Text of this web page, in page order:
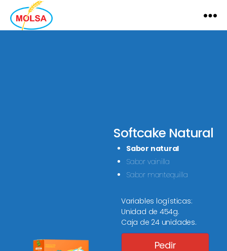
Softcake Natural
Sabor natural
Sabor vainilla
Sabor mantequilla
Variables logísticas:
Unidad de 454g.
Caja de 24 unidades.
Pedir